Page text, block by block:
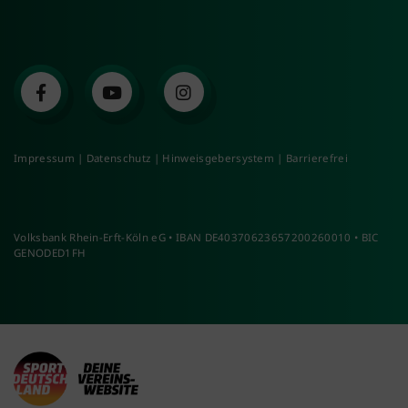
Impressum | Datenschutz | Hinweisgebersystem | Barrierefrei
Volksbank Rhein-Erft-Köln eG • IBAN DE40370623657200260010 • BIC
GENODED1FH